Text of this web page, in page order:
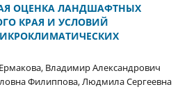
ОЦЕНКА ЛАНДШАФТНЫХ
КРАЯ И УСЛОВИЙ
Владимир Александрович
Филиппова, Людмила Сергеевна